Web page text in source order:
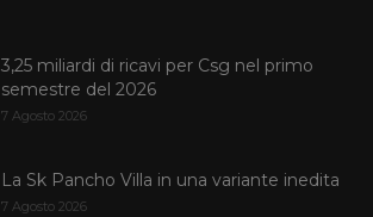
3,25 miliardi di ricavi per Csg nel primo
semestre del 2026
7 Agosto 2026
La Sk Pancho Villa in una variante inedita
7 Agosto 2026